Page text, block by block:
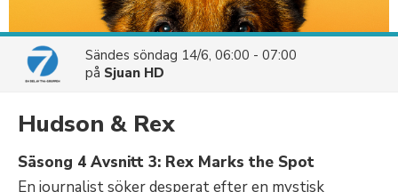
Sändes söndag 14/6, 06:00 - 07:00
på Sjuan HD
Hudson & Rex
Säsong 4 Avsnitt 3: Rex Marks the Spot
En journalist söker desperat efter en mystisk